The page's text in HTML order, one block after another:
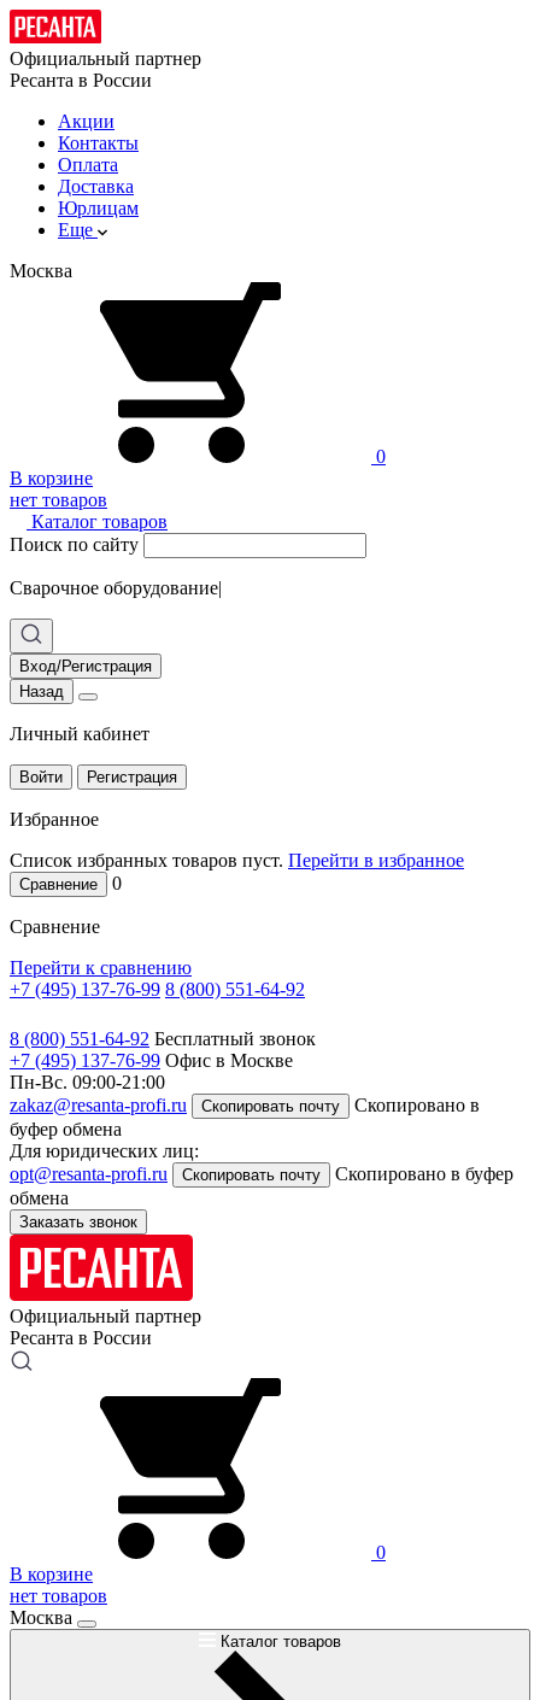
Официальный партнер
Ресанта в России
Акции
Контакты
Оплата
Доставка
Юрлицам
Еще
Москва
0
В корзине
нет товаров
Каталог товаров
Поиск по сайту
Сварочное оборудование|
Вход/Регистрация
Назад
Личный кабинет
Войти Регистрация
Избранное
Список избранных товаров пуст. Перейти в избранное
Сравнение 0
Сравнение
Перейти к сравнению
+7 (495) 137-76-99 8 (800) 551-64-92
8 (800) 551-64-92 Бесплатный звонок
+7 (495) 137-76-99 Офис в Москве
Пн-Вс. 09:00-21:00
zakaz@resanta-profi.ru
Скопировать почту
Скопировано в
буфер обмена
Для юридических лиц:
opt@resanta-profi.ru
Скопировать почту
Скопировано в буфер
обмена
Заказать звонок
Официальный партнер
Ресанта в России
0
В корзине
нет товаров
Москва
Каталог товаров